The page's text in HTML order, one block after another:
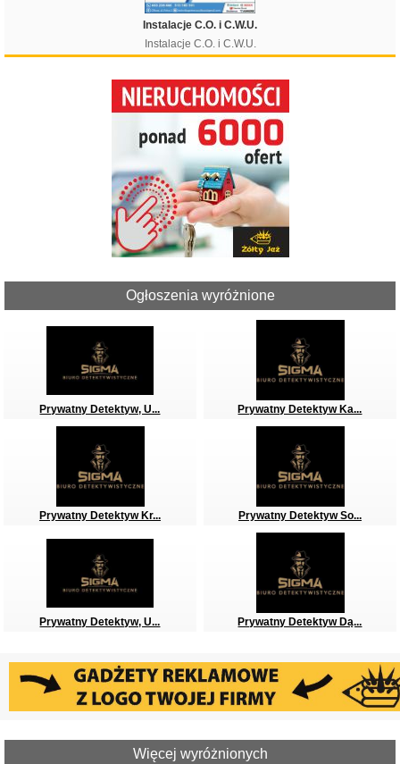
Instalacje C.O. i C.W.U.
Instalacje C.O. i C.W.U.
Ogłoszenia wyróżnione
Prywatny Detektyw, U... Prywatny Detektyw Ka...
Prywatny Detektyw Kr... Prywatny Detektyw So...
Prywatny Detektyw, U... Prywatny Detektyw Dą...
Więcej wyróżnionych